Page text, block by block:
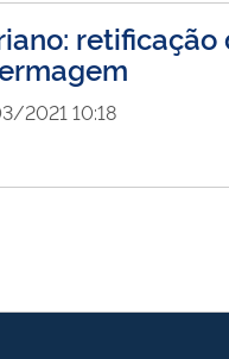
2021 10:18